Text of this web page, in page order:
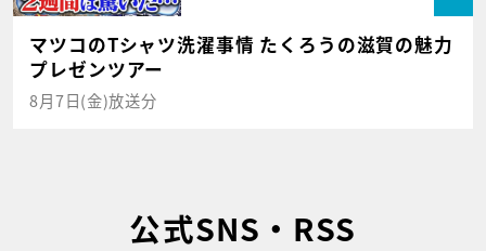
マツコのTシャツ洗濯事情 たくろうの滋賀の魅力
プレゼンツアー
8月7日(金)放送分
公式SNS・RSS